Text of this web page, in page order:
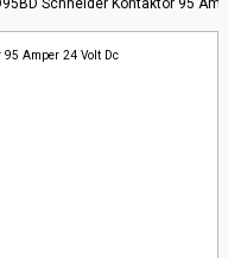
Schneider Kontaktör 95